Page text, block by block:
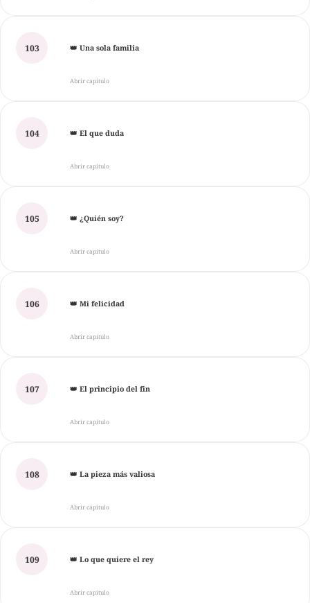
103 👑 Una sola familia
Abrir capítulo
104 👑 El que duda
Abrir capítulo
105 👑 ¿Quién soy?
Abrir capítulo
106 👑 Mi felicidad
Abrir capítulo
107 👑 El principio del fin
Abrir capítulo
108 👑 La pieza más valiosa
Abrir capítulo
109 👑 Lo que quiere el rey
Abrir capítulo